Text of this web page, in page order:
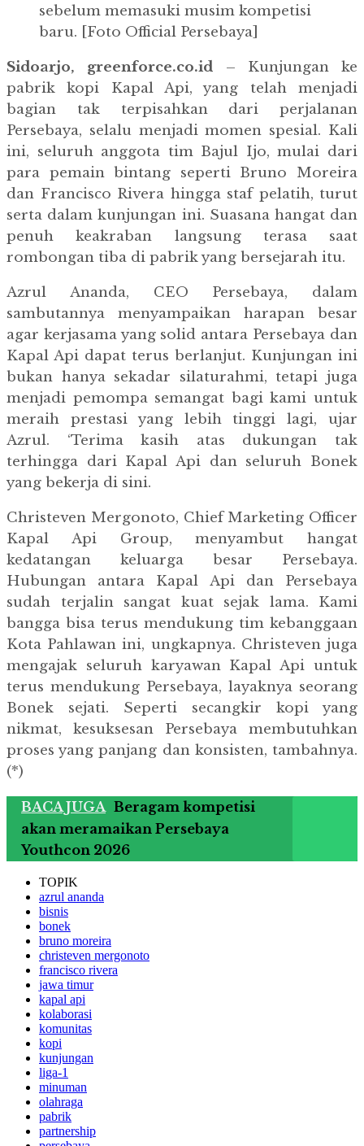
sebelum memasuki musim kompetisi
baru. [Foto Official Persebaya]
Sidoarjo, greenforce.co.id – Kunjungan ke
pabrik kopi Kapal Api, yang telah menjadi
bagian tak terpisahkan dari perjalanan
Persebaya, selalu menjadi momen spesial. Kali
ini, seluruh anggota tim Bajul Ijo, mulai dari
para pemain bintang seperti Bruno Moreira
dan Francisco Rivera hingga staf pelatih, turut
serta dalam kunjungan ini. Suasana hangat dan
penuh keakraban langsung terasa saat
rombongan tiba di pabrik yang bersejarah itu.
Azrul Ananda, CEO Persebaya, dalam
sambutannya menyampaikan harapan besar
agar kerjasama yang solid antara Persebaya dan
Kapal Api dapat terus berlanjut. Kunjungan ini
bukan hanya sekadar silaturahmi, tetapi juga
menjadi pemompa semangat bagi kami untuk
meraih prestasi yang lebih tinggi lagi, ujar
Azrul. ‘Terima kasih atas dukungan tak
terhingga dari Kapal Api dan seluruh Bonek
yang bekerja di sini.
Christeven Mergonoto, Chief Marketing Officer
Kapal Api Group, menyambut hangat
kedatangan keluarga besar Persebaya.
Hubungan antara Kapal Api dan Persebaya
sudah terjalin sangat kuat sejak lama. Kami
bangga bisa terus mendukung tim kebanggaan
Kota Pahlawan ini, ungkapnya. Christeven juga
mengajak seluruh karyawan Kapal Api untuk
terus mendukung Persebaya, layaknya seorang
Bonek sejati. Seperti secangkir kopi yang
nikmat, kesuksesan Persebaya membutuhkan
proses yang panjang dan konsisten, tambahnya.
(*)
BACA JUGA Beragam kompetisi
akan meramaikan Persebaya
Youthcon 2026
TOPIK
azrul ananda
bisnis
bonek
bruno moreira
christeven mergonoto
francisco rivera
jawa timur
kapal api
kolaborasi
komunitas
kopi
kunjungan
liga-1
minuman
olahraga
pabrik
partnership